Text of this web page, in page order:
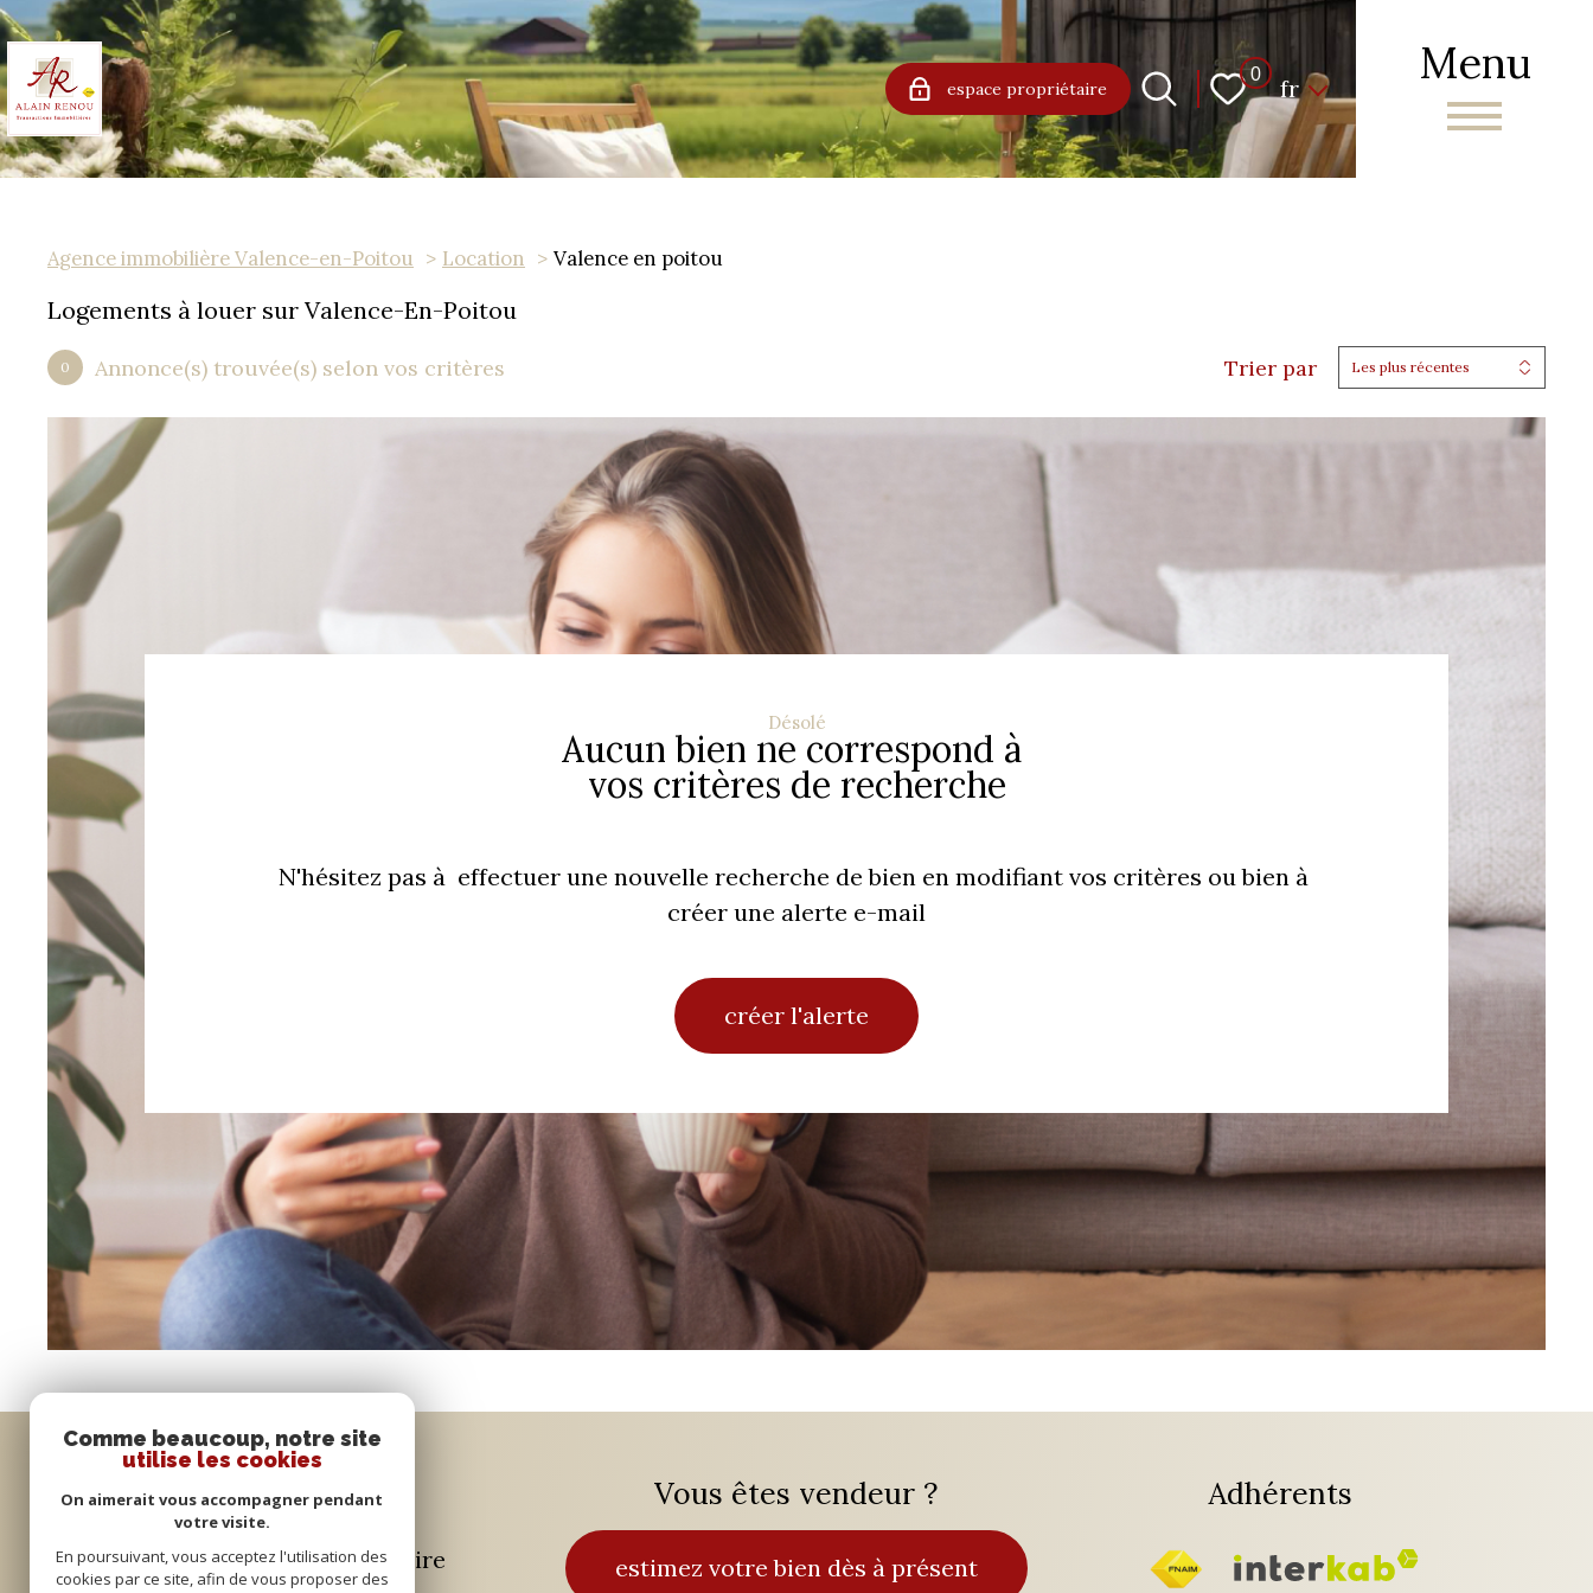
Menu
espace propriétaire
0 Langue
fr
Agence immobilière Valence-en-Poitou Location Valence en poitou
Logements à louer sur Valence-En-Poitou
0 Annonce(s) trouvée(s) selon vos critères Trier par Les plus récentes
Désolé
Aucun bien ne correspond à
vos critères de recherche
N'hésitez pas à effectuer une nouvelle recherche de bien en modifiant vos critères ou bien à
créer une alerte e-mail
créer l'alerte
Se connecter
espace propriétaire
Vous êtes vendeur ?
estimez votre bien dès à présent
Adhérents
Comme beaucoup, notre site
utilise les cookies
On aimerait vous accompagner pendant
votre visite.
En poursuivant, vous acceptez l'utilisation des
cookies par ce site, afin de vous proposer des